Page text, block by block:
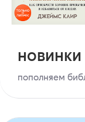
пополняем